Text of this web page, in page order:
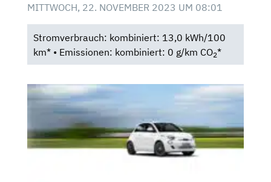
MITTWOCH, 22. NOVEMBER 2023 UM 08:01
Stromverbrauch: kombiniert: 13,0 kWh/100
km* • Emissionen: kombiniert: 0 g/km CO2*